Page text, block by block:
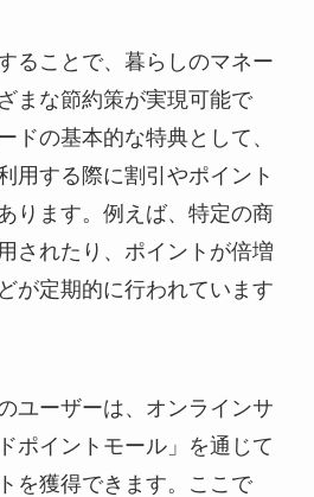
ることで、暮らしのマネー
まな節約策が実現可能で
ドの基本的な特典として、
用する際に割引やポイント
ります。例えば、特定の商
されたり、ポイントが倍増
が定期的に行われています​
ユーザーは、オンラインサ
ポイントモール」を通じて
を獲得できます。ここで